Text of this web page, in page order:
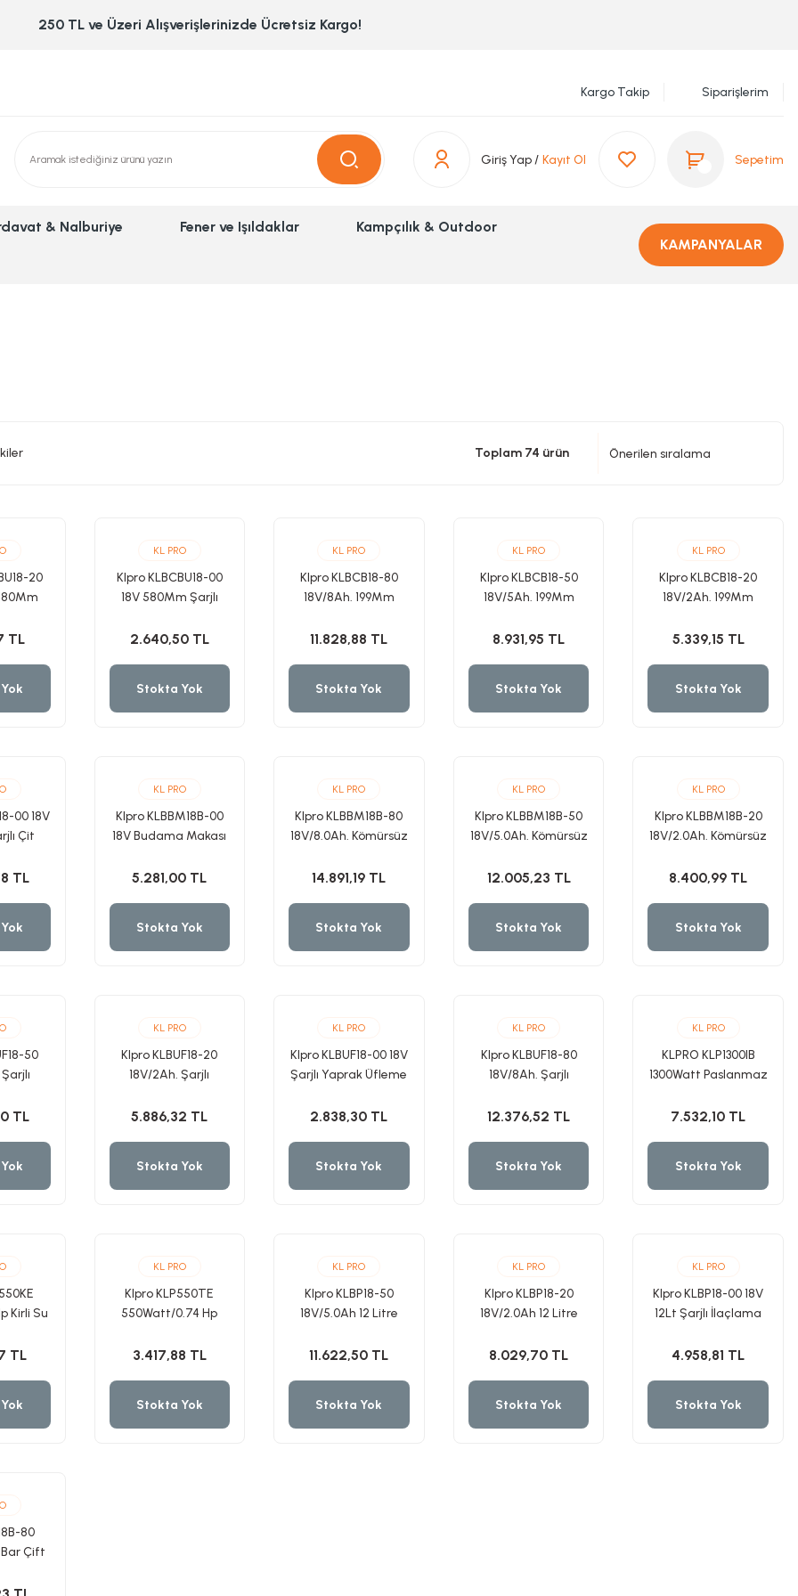
250 TL ve Üzeri Alışverişlerinizde Ücretsiz Kargo!
Kargo Takip Siparişlerim
Giriş Yap / Kayıt Ol Sepetim
& Nalburiye Fener ve Işıldaklar Kampçılık & Outdoor
KAMPANYALAR
Toplam 74 ürün
20
TL
KL PRO
Klpro KLBCBU18-00
18V 580Mm Şarjlı
Aküsüz/Solo Tek
2.640,50 TL
Stokta Yok
KL PRO
Klpro KLBCB18-80
18V/8Ah. 199Mm
Makinesi
11.828,88 TL
Stokta Yok
KL PRO
Klpro KLBCB18-50
18V/5Ah. 199Mm
Makinesi
8.931,95 TL
Stokta Yok
KL PRO
Klpro KLBCB18-20
18V/2Ah. 199Mm
Makinesi
5.339,15 TL
Stokta Yok
00 18V
Çit
Tek
TL
KL PRO
Klpro KLBBM18B-00
18V Budama Makası
Makine
5.281,00 TL
Stokta Yok
KL PRO
Klpro KLBBM18B-80
18V/8.0Ah. Kömürsüz
Makası 30mm
14.891,19 TL
Stokta Yok
KL PRO
Klpro KLBBM18B-50
18V/5.0Ah. Kömürsüz
Makası 30mm
12.005,23 TL
Stokta Yok
KL PRO
Klpro KLBBM18B-20
18V/2.0Ah. Kömürsüz
Makası 30mm
8.400,99 TL
Stokta Yok
50
TL
KL PRO
Klpro KLBUF18-20
18V/2Ah. Şarjlı
Makinesi
5.886,32 TL
Stokta Yok
KL PRO
Klpro KLBUF18-00 18V
Şarjlı Yaprak Üfleme
Makine
2.838,30 TL
Stokta Yok
KL PRO
Klpro KLBUF18-80
18V/8Ah. Şarjlı
Makinesi
12.376,52 TL
Stokta Yok
KL PRO
KLPRO KLP1300IB
1300Watt Paslanmaz
7.532,10 TL
Stokta Yok
Kirli Su
TL
KL PRO
Klpro KLP550TE
550Watt/0.74 Hp
Pompa
3.417,88 TL
Stokta Yok
KL PRO
Klpro KLBP18-50
18V/5.0Ah 12 Litre
İlaçlama Pompası
11.622,50 TL
Stokta Yok
KL PRO
Klpro KLBP18-20
18V/2.0Ah 12 Litre
İlaçlama Pompası
8.029,70 TL
Stokta Yok
KL PRO
Klpro KLBP18-00 18V
12Lt Şarjlı İlaçlama
Tek Makine Sırt Tipi
4.958,81 TL
Stokta Yok
80
Bar Çift